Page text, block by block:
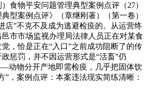
食物平安问题管理典型案例点评（27）
典型案例点评》（章继刚著）（第一卷）
店”不克不及成为逃避检疫的。从运营终
市市场监视办理局法律人员正在对某食
，恰是正在“入口”之前成功阻断了的传
惩罚，并不因运营形式是“活畜”仍
动物分开产地即需检疫，几乎把固体饮
”，案例点评：本案违法现实简练清晰：